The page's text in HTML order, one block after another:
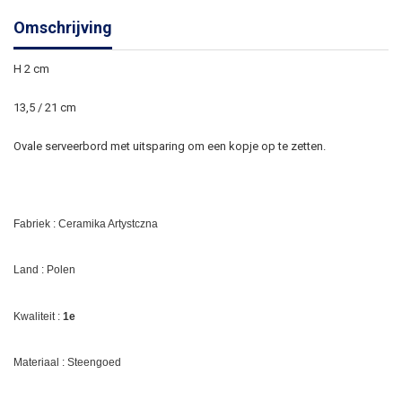
Omschrijving
H 2 cm
13,5 / 21 cm
Ovale serveerbord met uitsparing om een kopje op te zetten.
Fabriek : Ceramika Artystczna
Land : Polen
Kwaliteit : 1e
Materiaal : Steengoed